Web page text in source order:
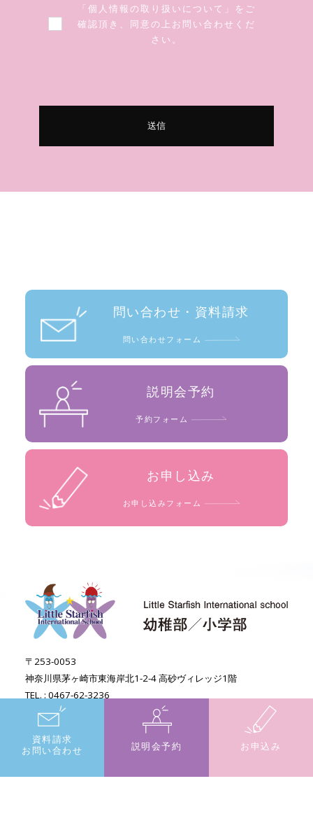
「個人情報の取り扱いについて」をご
確認頂き、同意の上お問い合わせくだ
さい。
問い合わせ・資料請求
問い合わせフォーム
説明会予約
予約フォーム
お申し込み
お申し込みフォーム
資料請求
お問い合わせ
説明会予約 お申込み
〒253-0053
神奈川県茅ヶ崎市東海岸北1-2-4 高砂ヴィレッジ1階
TEL. : 0467-62-3236
Instagram